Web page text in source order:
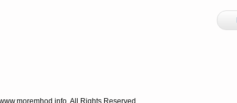
All Rights Reserved.